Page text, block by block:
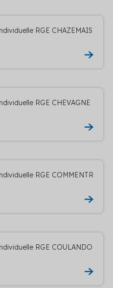
RGE CHAZEMAIS
RGE CHEVAGNE
RGE COMMENTR
RGE COULANDO